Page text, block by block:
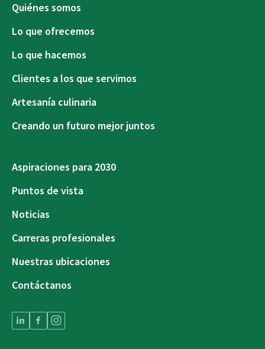
Quiénes somos
Lo que ofrecemos
Lo que hacemos
Clientes a los que servimos
Artesanía culinaria
Creando un futuro mejor juntos
Aspiraciones para 2030
Puntos de vista
Noticias
Carreras profesionales
Nuestras ubicaciones
Contáctanos